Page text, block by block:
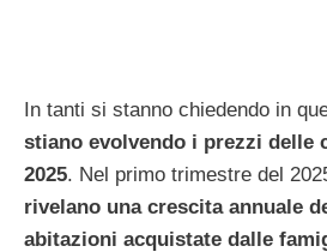
In tanti si stanno chiedendo in
stiano evolvendo i prezzi delle
2025. Nel primo trimestre del
rivelano una crescita annuale
abitazioni acquistate dalle